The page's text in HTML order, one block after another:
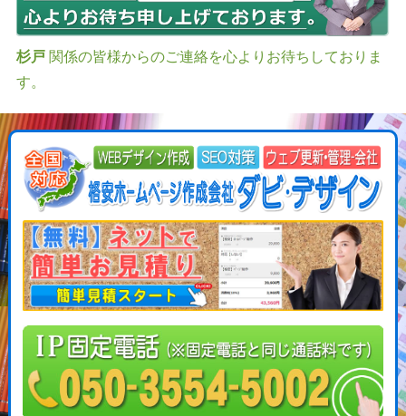
杉戸関係の皆様からのご連絡を心よりお待ちしておりま
す。